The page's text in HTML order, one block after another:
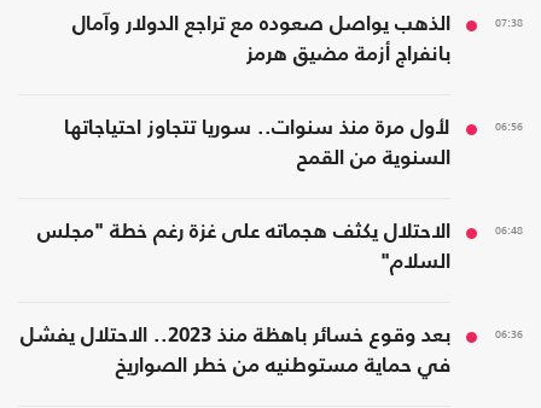
07:38
الذهب يواصل صعوده مع تراجع الدولار وآمال
بانفراج أزمة مضيق هرمز
06:56
لأول مرة منذ سنوات.. سوريا تتجاوز احتياجاتها
السنوية من القمح
06:48
الاحتلال يكثف هجماته على غزة رغم خطة "مجلس
السلام"
06:36
بعد وقوع خسائر باهظة منذ 2023.. الاحتلال يفشل
في حماية مستوطنيه من خطر الصواريخ